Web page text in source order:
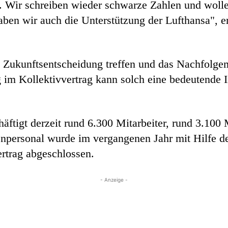
schreiben wieder schwarze Zahlen und
wir auch die Unterstützung der Lufthansa",
treffen und das
Kollektivvertrag kann solch eine bedeutende
derzeit rund 6.300 Mitarbeiter, rund 3.100
wurde im vergangenen Jahr mit Hilfe
abgeschlossen.
- Anzeige -